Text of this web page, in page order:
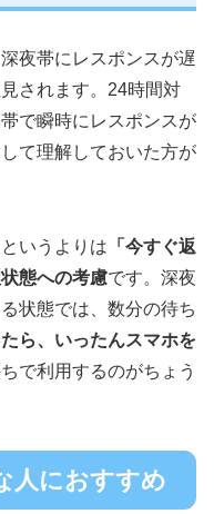
夜帯にレスポンスが遅
されます。24時間対
で瞬時にレスポンスが
て理解しておいた方が
いうよりは 「今すぐ返
態への考慮です。深夜
状態では、数分の待ち
たら、いったんスマホを
で利用するのがちょう
人におすすめ